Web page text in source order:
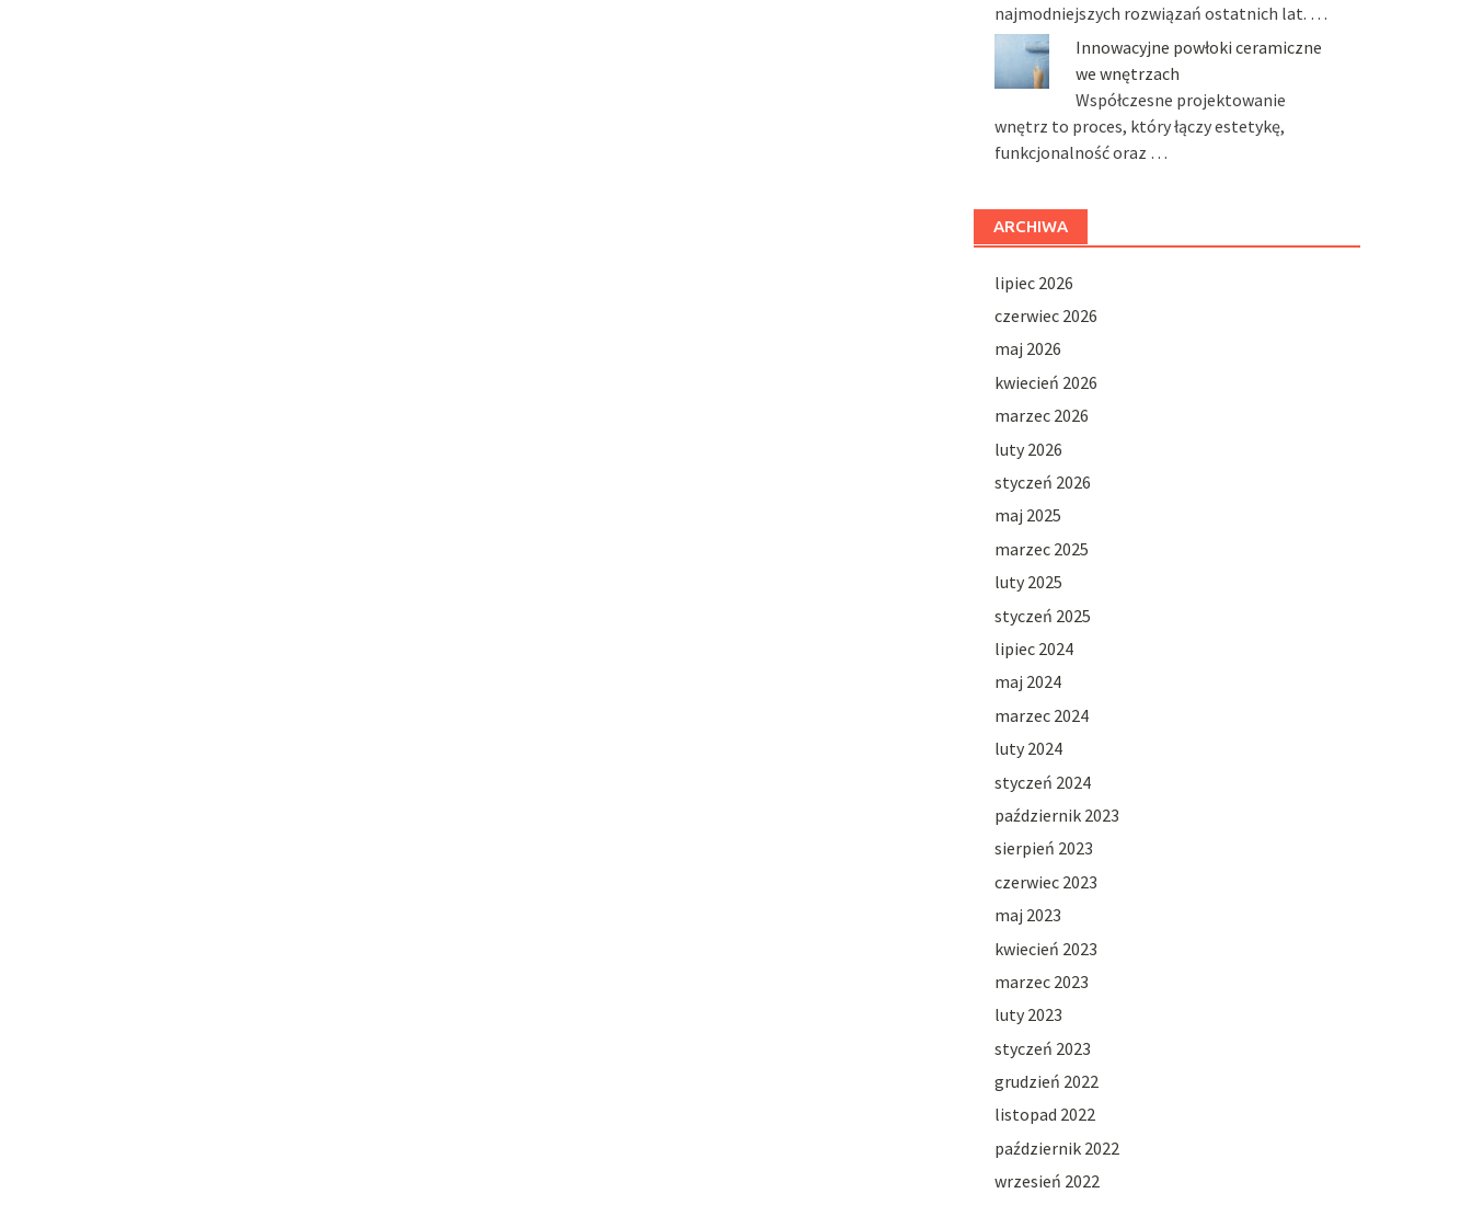
najmodniejszych rozwiązań ostatnich lat. …
Innowacyjne powłoki ceramiczne
we wnętrzach
Współczesne projektowanie
wnętrz to proces, który łączy estetykę,
funkcjonalność oraz …
ARCHIWA
lipiec 2026
czerwiec 2026
maj 2026
kwiecień 2026
marzec 2026
luty 2026
styczeń 2026
maj 2025
marzec 2025
luty 2025
styczeń 2025
lipiec 2024
maj 2024
marzec 2024
luty 2024
styczeń 2024
październik 2023
sierpień 2023
czerwiec 2023
maj 2023
kwiecień 2023
marzec 2023
luty 2023
styczeń 2023
grudzień 2022
listopad 2022
październik 2022
wrzesień 2022